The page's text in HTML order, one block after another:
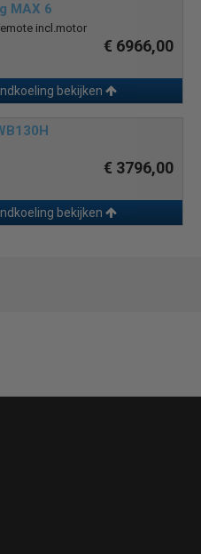
MAX 6
incl.motor
€ 6966,00
bekijken
€ 3796,00
bekijken